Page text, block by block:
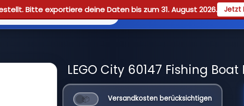
Bitte exportiere deine Daten bis zum 31. August 2026. Jetzt
Reviews Guides
LEGO City 60147 Fishing
Versandkosten berücksichtigen